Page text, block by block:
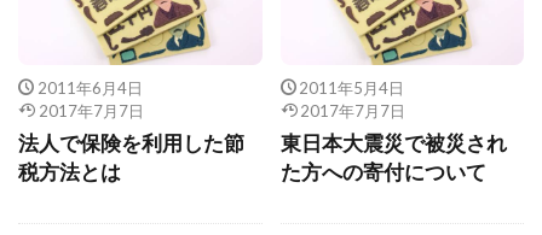
2011年6月4日
2017年7月7日
法人で保険を利用した節
税方法とは
2011年5月4日
2017年7月7日
東日本大震災で被災され
た方への寄付について